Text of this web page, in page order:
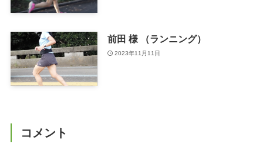
前田 様 （ランニング）
2023年11月11日
コメント